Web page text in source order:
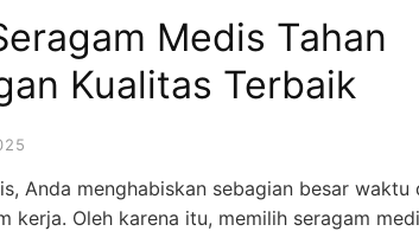
Medis Tahan
Kualitas Terbaik
Anda menghabiskan sebagian besar waktu
kerja. Oleh karena itu, memilih seragam